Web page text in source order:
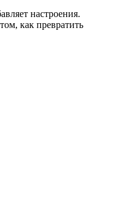
настроения.
как превратить